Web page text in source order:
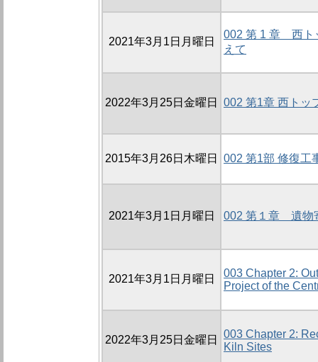
2021年3月1日月曜日
002 第 1 章 西ト
えて
2022年3月25日金曜日 002 第1章 西トッ
2015年3月26日木曜日 002 第1部 修復
2021年3月1日月曜日 002 第１章 遺物
2021年3月1日月曜日
003 Chapter 2:
Project of the
2022年3月25日金曜日
003 Chapter 2:
Kiln Sites